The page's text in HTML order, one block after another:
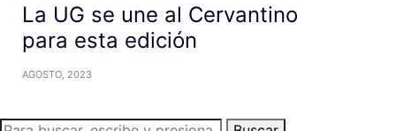
La UG se une al Cervantino
para esta edición
AGOSTO, 2023